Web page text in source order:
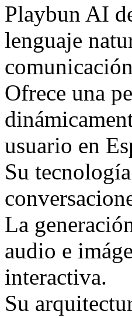
Playbun AI
lenguaje
Ofrece una
usuario en
Su
La
audio e
interactiva.
Su